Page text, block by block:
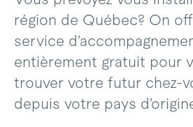
région de Québec? On
service
entièrement gratuit pour
trouver votre futur chez-
depuis votre pays